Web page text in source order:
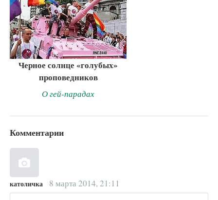
Черное солнце «голубых»
проповедников
О гей-парадах
Комментарии
католичка 8 марта 2014, 21:11